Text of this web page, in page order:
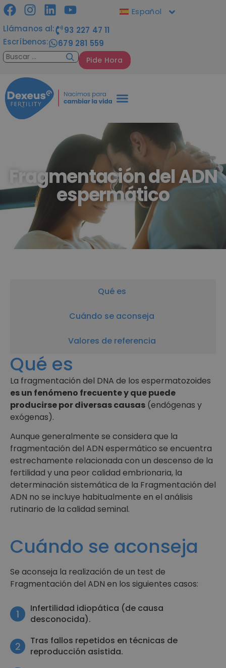
Llámanos al:
93 227 47 11
Escríbenos:
679 281 559
Pide Hora
Español
Fragmentación del ADN
espermático
Qué es
Cuándo se aconseja
Valores de referencia
Qué es
La fragmentación del DNA de los espermatozoides
es un fenómeno frecuente y que puede
producirse por diversas causas (endógenas y
exógenas).
Aunque generalmente se considera que la
fragmentación del ADN espermático se encuentra
estrechamente relacionada con un descenso de la
fertilidad y una peor calidad embrionaria, la
determinación sistemática de la Fragmentación del
ADN no se incluye habitualmente en el análisis
rutinario de la calidad seminal.
Cuándo se aconseja
Se aconseja la realización de un test de
Fragmentación del ADN en los siguientes casos:
Infertilidad idiopática (de causa
desconocida).
Tras fallos repetidos en técnicas de
reproducción asistida.